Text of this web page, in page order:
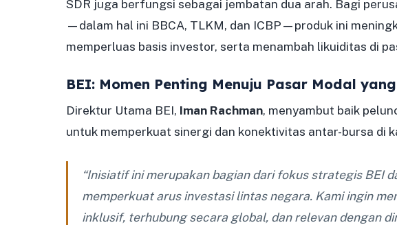
SDR juga berfungsi sebagai jembatan dua arah. Bagi
—dalam hal ini BBCA, TLKM, dan ICBP—produk ini
memperluas basis investor, serta menambah likuiditas di
BEI: Momen Penting Menuju Pasar Modal
Direktur Utama BEI, Iman Rachman, menyambut baik
untuk memperkuat sinergi dan konektivitas antar-bursa di
“Inisiatif ini merupakan bagian dari fokus strategis BEI
memperkuat arus investasi lintas negara. Kami ingin
inklusif, terhubung secara global, dan relevan dengan